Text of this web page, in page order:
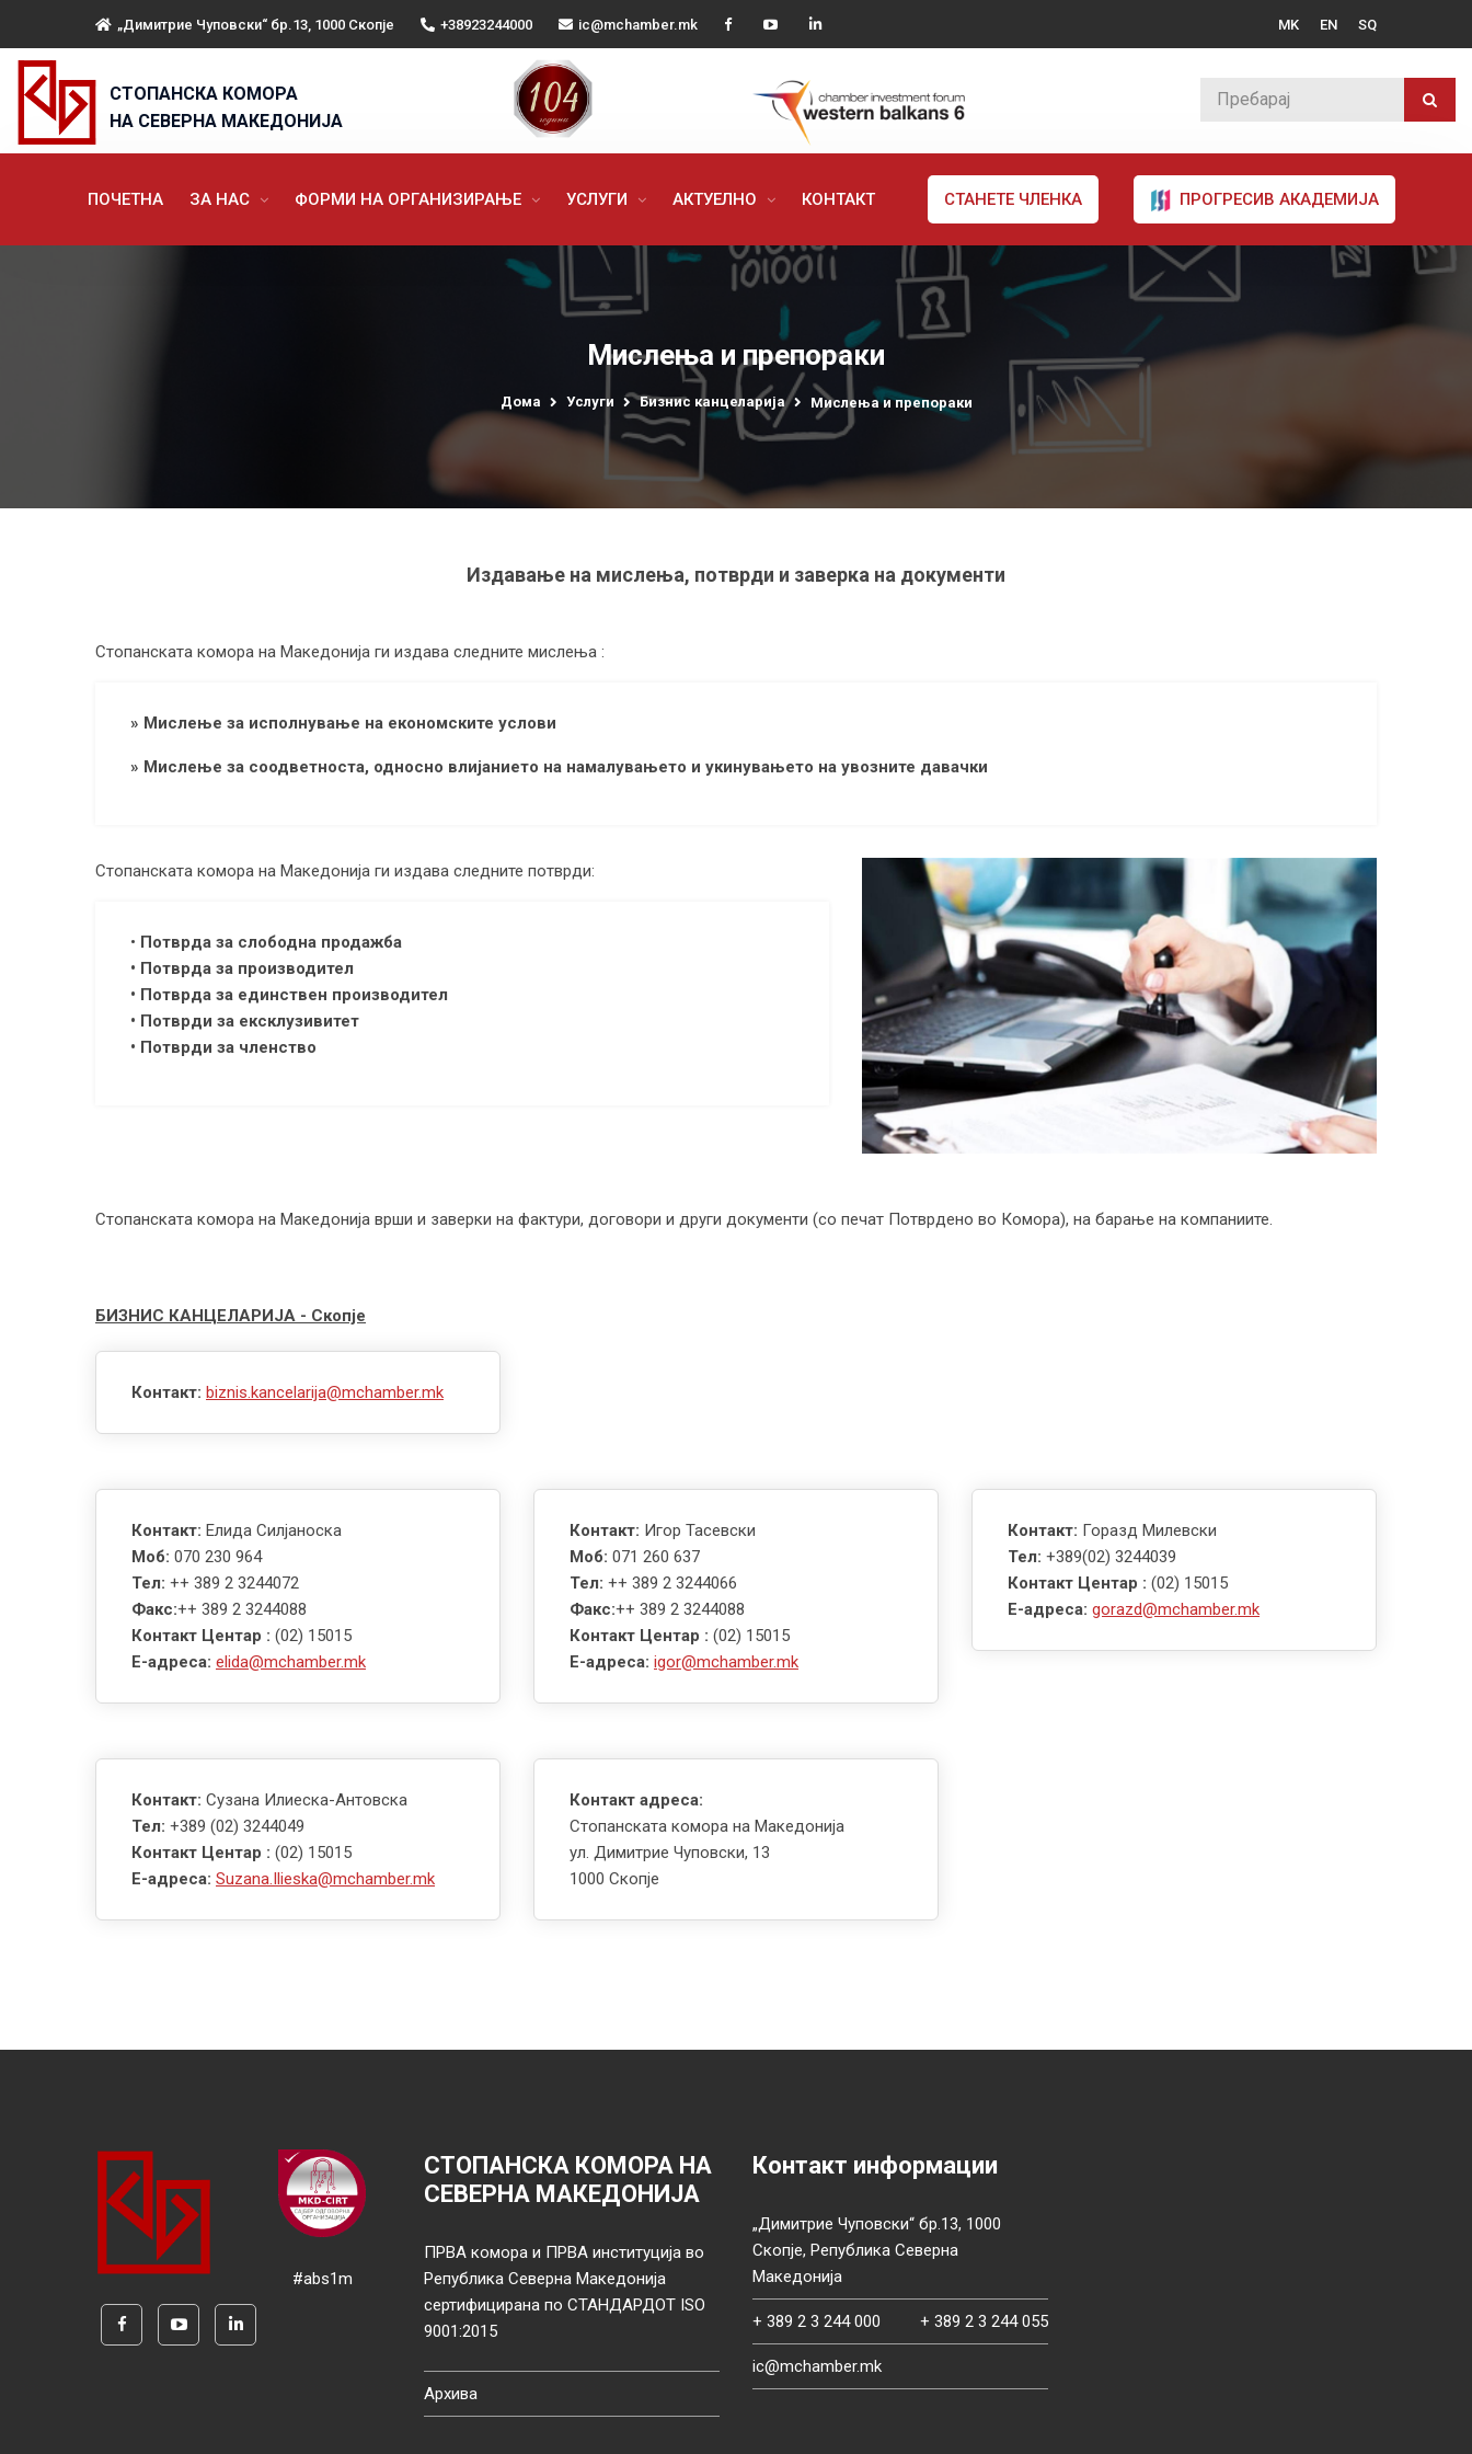
„Димитрие Чуповски“ бр.13, 1000 Скопје +38923244000 ic@mchamber.mk MK EN SQ
СТОПАНСКА КОМОРА
НА СЕВЕРНА МАКЕДОНИЈА
ПОЧЕТНА ЗА НАС ФОРМИ НА ОРГАНИЗИРАЊЕ УСЛУГИ АКТУЕЛНО КОНТАКТ СТАНЕТЕ ЧЛЕНКА ПРОГРЕСИВ АКАДЕМИЈА
Мислења и препораки
Дома Услуги Бизнис канцеларија Мислења и препораки
Издавање на мислења, потврди и заверка на документи
Стопанската комора на Македонија ги издава следните мислења :
» Мислење за исполнување на економските услови
» Мислење за соодветноста, односно влијанието на намалувањето и укинувањето на увозните давачки
Стопанската комора на Македонија ги издава следните потврди:
• Потврда за слободна продажба
• Потврда за производител
• Потврда за единствен производител
• Потврди за ексклузивитет
• Потврди за членство
Стопанската комора на Македонија врши и заверки на фактури, договори и други документи (со печат Потврдено во Комора), на барање на компаниите.
БИЗНИС КАНЦЕЛАРИЈА - Скопје
Контакт: biznis.kancelarija@mchamber.mk
Контакт: Елида Силјаноска
Моб: 070 230 964
Тел: ++ 389 2 3244072
Факс:++ 389 2 3244088
Контакт Центар : (02) 15015
E-адреса: elida@mchamber.mk
Контакт: Игор Тасевски
Моб: 071 260 637
Тел: ++ 389 2 3244066
Факс:++ 389 2 3244088
Контакт Центар : (02) 15015
E-адреса: igor@mchamber.mk
Контакт: Горазд Милевски
Тел: +389(02) 3244039
Контакт Центар : (02) 15015
E-адреса: gorazd@mchamber.mk
Контакт: Сузана Илиеска-Антовска
Тел: +389 (02) 3244049
Контакт Центар : (02) 15015
E-адреса: Suzana.Ilieska@mchamber.mk
Контакт адреса:
Стопанската комора на Македонија
ул. Димитрие Чуповски, 13
1000 Скопје
#abs1m
СТОПАНСКА КОМОРА НА
СЕВЕРНА МАКЕДОНИЈА
ПРВА комора и ПРВА институција во
Република Северна Македонија
сертифицирана по СТАНДАРДОТ ISO
9001:2015
Архива
Контакт информации
„Димитрие Чуповски“ бр.13, 1000
Скопје, Република Северна
Македонија
+ 389 2 3 244 000 + 389 2 3 244 055
ic@mchamber.mk